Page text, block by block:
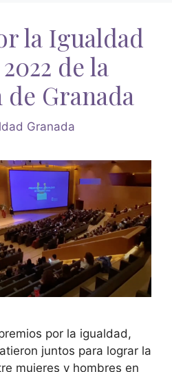
la Igualdad
de la
Granada
Granada
por la igualdad,
juntos para lograr la
mujeres y hombres en